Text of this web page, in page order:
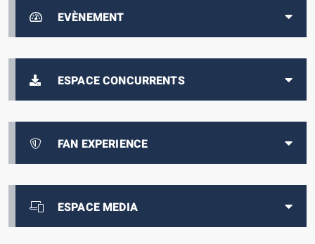
EVÈNEMENT
ESPACE CONCURRENTS
FAN EXPERIENCE
ESPACE MEDIA